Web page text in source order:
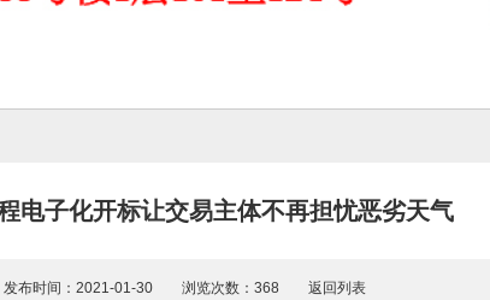
电子化开标让交易主体不再担忧恶劣天气
发布时间：2021-01-30 浏览次数：368 返回列表